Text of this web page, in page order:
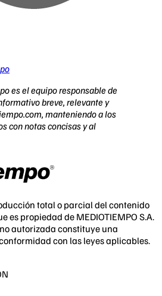
es el equipo responsable de
breve, relevante y
manteniendo a los
con notas concisas y al
total o parcial del contenido
es propiedad de MEDIOTIEMPO S.A.
autorizada constituye una
con las leyes aplicables.